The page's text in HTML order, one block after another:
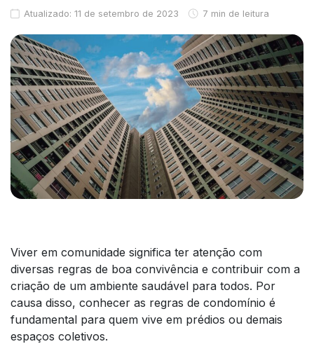
Atualizado: 11 de setembro de 2023 7 min de leitura
Viver em comunidade significa ter atenção com
diversas regras de boa convivência e contribuir com a
criação de um ambiente saudável para todos. Por
causa disso, conhecer as regras de condomínio é
fundamental para quem vive em prédios ou demais
espaços coletivos.